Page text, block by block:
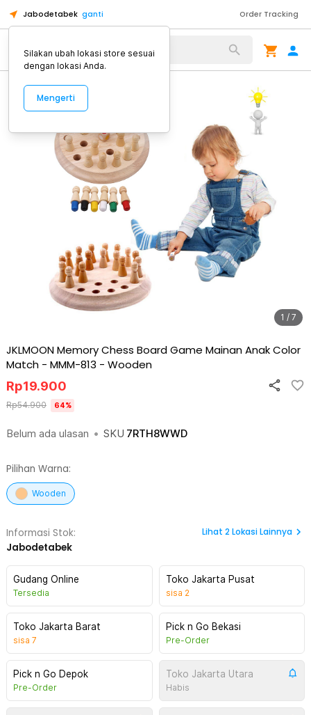
Jabodetabek ganti Order Tracking
Alat Kopi
1 / 7
JKLMOON Memory Chess Board Game Mainan Anak Color
Match - MMM-813 - Wooden
Belum ada ulasan • SKU 7RTH8WWD
Rp19.900
Rp54.900 64%
Pilihan Warna:
Wooden
Informasi Stok:
Jabodetabek
Lihat 2Lokasi Lainnya
Gudang Online
Tersedia
Toko Jakarta Pusat
sisa 2
Toko Jakarta Barat
sisa 7
Pick n Go Bekasi
Pre-Order
Pick n Go Depok
Pre-Order
Toko Jakarta Utara
Habis
Silakan ubah lokasi store sesuai
dengan lokasi Anda.
Mengerti